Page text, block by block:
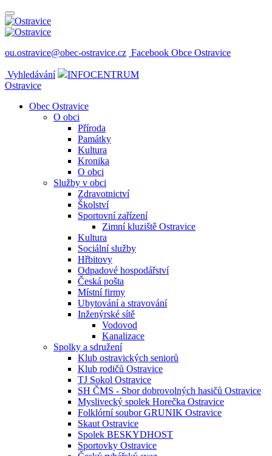
ou.ostravice@obec-ostravice.cz Facebook Obce Ostravice
Vyhledávání
INFOCENTRUM
Ostravice
Obec Ostravice
O obci
Příroda
Památky
Kultura
Kronika
O obci
Služby v obci
Zdravotnictví
Školství
Sportovní zařízení
Zimní kluziště Ostravice
Kultura
Sociální služby
Hřbitovy
Odpadové hospodářství
Česká pošta
Místní firmy
Ubytování a stravování
Inženýrské sítě
Vodovod
Kanalizace
Spolky a sdružení
Klub ostravických seniorů
Klub rodičů Ostravice
TJ Sokol Ostravice
SH ČMS - Sbor dobrovolných hasičů Ostravice
Myslivecký spolek Horečka Ostravice
Folklórní soubor GRUNIK Ostravice
Skaut Ostravice
Spolek BESKYDHOST
Sportovky Ostravice